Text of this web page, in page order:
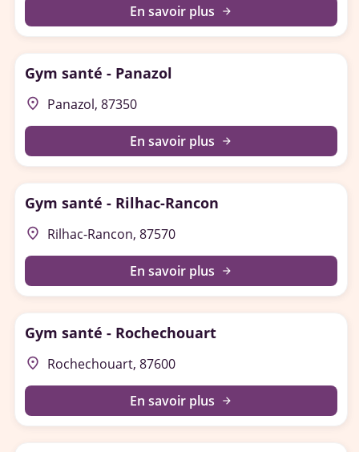
En savoir plus arrow_forward
Gym santé - Panazol
place Panazol, 87350
En savoir plus arrow_forward
Gym santé - Rilhac-Rancon
place Rilhac-Rancon, 87570
En savoir plus arrow_forward
Gym santé - Rochechouart
place Rochechouart, 87600
En savoir plus arrow_forward